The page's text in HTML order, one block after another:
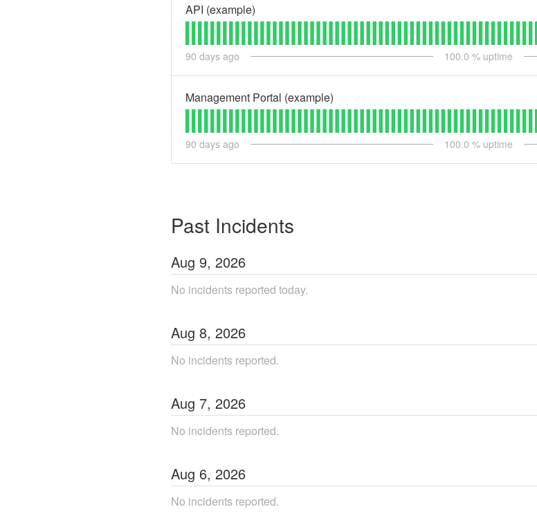
API (example)
90 days ago 100.0 % uptime
Management Portal (example)
90 days ago 100.0 % uptime
Past Incidents
Aug 9, 2026
No incidents reported today.
Aug 8, 2026
No incidents reported.
Aug 7, 2026
No incidents reported.
Aug 6, 2026
No incidents reported.